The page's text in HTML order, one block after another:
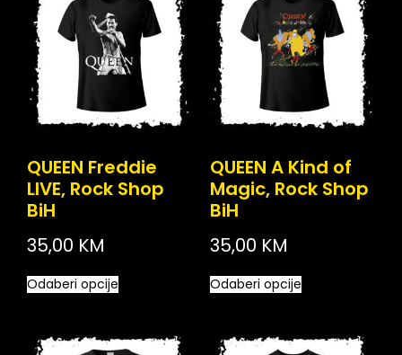
QUEEN Freddie
LIVE, Rock Shop
BiH
35,00 KM
Odaberi opcije
QUEEN A Kind of
Magic, Rock Shop
BiH
35,00 KM
Odaberi opcije